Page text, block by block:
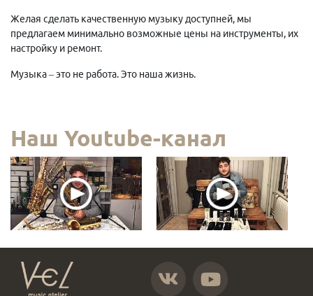
Желая сделать качественную музыку доступней, мы
предлагаем минимально возможные цены на инструменты, их
настройку и ремонт.
Музыка – это не работа. Это наша жизнь.
Наш Youtube-канал